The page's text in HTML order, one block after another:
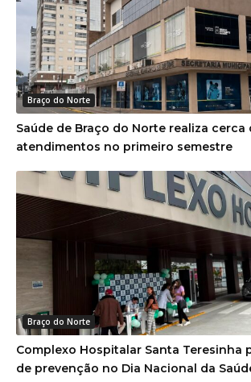
Braço do Norte
Saúde de Braço do Norte realiza cerca
atendimentos no primeiro semestre
Braço do Norte
Complexo Hospitalar Santa Teresinha
de prevenção no Dia Nacional da